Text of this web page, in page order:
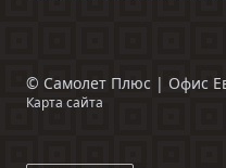
© Самолет Плюс | Офис
Карта сайта